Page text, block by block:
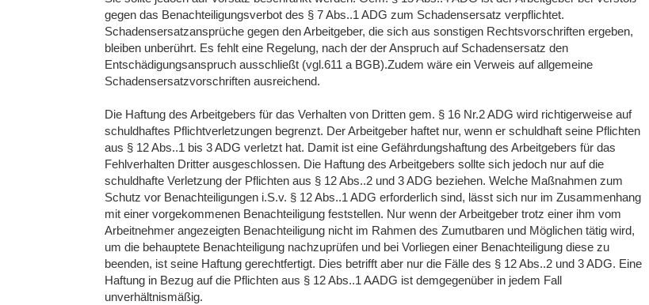
gegen das Benachteiligungsverbot des § 7 Abs..1 ADG zum Schadensersatz verpflichtet.
Schadensersatzansprüche gegen den Arbeitgeber, die sich aus sonstigen Rechtsvorschriften ergeben,
bleiben unberührt. Es fehlt eine Regelung, nach der der Anspruch auf Schadensersatz den
Entschädigungsanspruch ausschließt (vgl.611 a BGB).Zudem wäre ein Verweis auf allgemeine
Schadensersatzvorschriften ausreichend.
Die Haftung des Arbeitgebers für das Verhalten von Dritten gem. § 16 Nr.2 ADG wird richtigerweise auf
schuldhaftes Pflichtverletzungen begrenzt. Der Arbeitgeber haftet nur, wenn er schuldhaft seine Pflichten
aus § 12 Abs..1 bis 3 ADG verletzt hat. Damit ist eine Gefährdungshaftung des Arbeitgebers für das
Fehlverhalten Dritter ausgeschlossen. Die Haftung des Arbeitgebers sollte sich jedoch nur auf die
schuldhafte Verletzung der Pflichten aus § 12 Abs..2 und 3 ADG beziehen. Welche Maßnahmen zum
Schutz vor Benachteiligungen i.S.v. § 12 Abs..1 ADG erforderlich sind, lässt sich nur im Zusammenhang
mit einer vorgekommenen Benachteiligung feststellen. Nur wenn der Arbeitgeber trotz einer ihm vom
Arbeitnehmer angezeigten Benachteiligung nicht im Rahmen des Zumutbaren und Möglichen tätig wird,
um die behauptete Benachteiligung nachzuprüfen und bei Vorliegen einer Benachteiligung diese zu
beenden, ist seine Haftung gerechtfertigt. Dies betrifft aber nur die Fälle des § 12 Abs..2 und 3 ADG. Eine
Haftung in Bezug auf die Pflichten aus § 12 Abs..1 AADG ist demgegenüber in jedem Fall
unverhältnismäßig.